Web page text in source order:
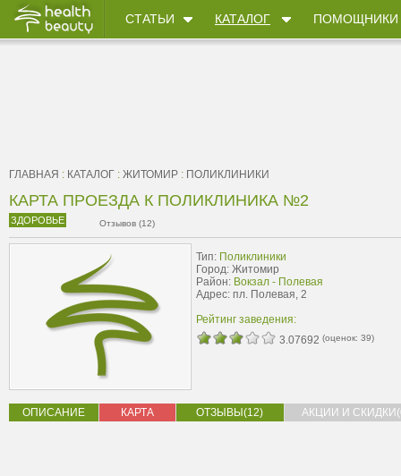
СТАТЬИ КАТАЛОГ ПОМОЩНИКИ
ГЛАВНАЯ : КАТАЛОГ : ЖИТОМИР : ПОЛИКЛИНИКИ
КАРТА ПРОЕЗДА К ПОЛИКЛИНИКА №2
ЗДОРОВЬЕ Отзывов (12)
Тип: Поликлиники
Город: Житомир
Район: Вокзал - Полевая
Адрес: пл. Полевая, 2
Рейтинг заведения:
3.07692 (оценок: 39)
ОПИСАНИЕ КАРТА ОТЗЫВЫ(12) АКЦИИ И